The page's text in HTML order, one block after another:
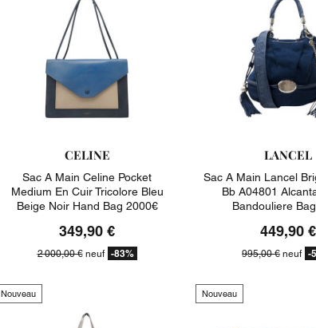
CELINE
Sac A Main Celine Pocket
Medium En Cuir Tricolore Bleu
Beige Noir Hand Bag 2000€
349,90 €
2 000,00 €neuf -83%
LANCEL
Sac A Main Lancel
Bb A04801
Bandouliere
449,90 €
995,00 € neuf -
Nouveau Nouveau